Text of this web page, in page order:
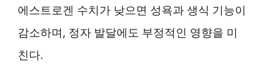
에스트로겐 수치가 낮으면 성욕과 생식 기능이
감소하며, 정자 발달에도 부정적인 영향을 미
친다.